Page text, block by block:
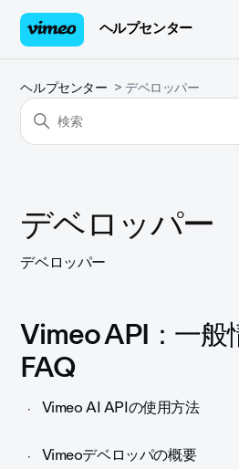
ヘルプセンター
ヘルプセンター デベロッパー
デベロッパー
デベロッパー
Vimeo API：一般
FAQ
Vimeo AI APIの使用方法
Vimeoデベロッパの概要